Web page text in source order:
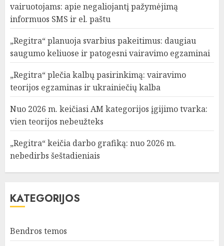
vairuotojams: apie negaliojantį pažymėjimą
informuos SMS ir el. paštu
„Regitra“ planuoja svarbius pakeitimus: daugiau
saugumo keliuose ir patogesni vairavimo egzaminai
„Regitra“ plečia kalbų pasirinkimą: vairavimo
teorijos egzaminas ir ukrainiečių kalba
Nuo 2026 m. keičiasi AM kategorijos įgijimo tvarka:
vien teorijos nebeužteks
„Regitra“ keičia darbo grafiką: nuo 2026 m.
nebedirbs šeštadieniais
KATEGORIJOS
Bendros temos